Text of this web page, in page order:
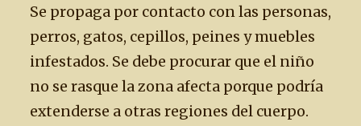
Se propaga por contacto con las personas,
perros, gatos, cepillos, peines y muebles
infestados. Se debe procurar que el niño
no se rasque la zona afecta porque podría
extenderse a otras regiones del cuerpo.